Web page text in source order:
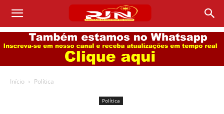
Início Política
Política